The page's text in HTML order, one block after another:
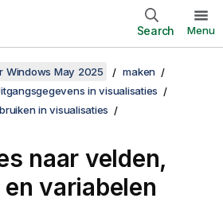
Search Menu
Windows May 2025
maken
in visualisaties
in visualisaties
naar velden,
variabelen